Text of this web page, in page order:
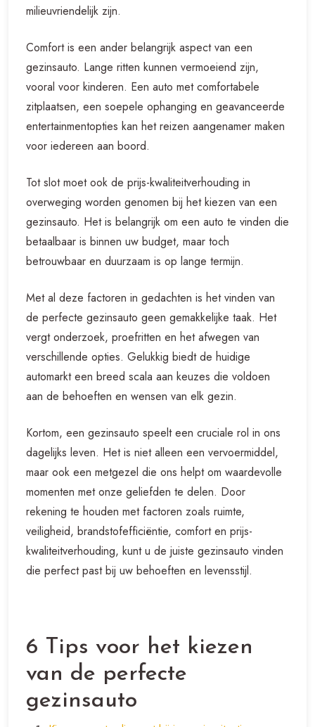
milieuvriendelijk zijn.
Comfort is een ander belangrijk aspect van een
gezinsauto. Lange ritten kunnen vermoeiend zijn,
vooral voor kinderen. Een auto met comfortabele
zitplaatsen, een soepele ophanging en geavanceerde
entertainmentopties kan het reizen aangenamer maken
voor iedereen aan boord.
Tot slot moet ook de prijs-kwaliteitverhouding in
overweging worden genomen bij het kiezen van een
gezinsauto. Het is belangrijk om een auto te vinden die
betaalbaar is binnen uw budget, maar toch
betrouwbaar en duurzaam is op lange termijn.
Met al deze factoren in gedachten is het vinden van
de perfecte gezinsauto geen gemakkelijke taak. Het
vergt onderzoek, proefritten en het afwegen van
verschillende opties. Gelukkig biedt de huidige
automarkt een breed scala aan keuzes die voldoen
aan de behoeften en wensen van elk gezin.
Kortom, een gezinsauto speelt een cruciale rol in ons
dagelijks leven. Het is niet alleen een vervoermiddel,
maar ook een metgezel die ons helpt om waardevolle
momenten met onze geliefden te delen. Door
rekening te houden met factoren zoals ruimte,
veiligheid, brandstofefficiëntie, comfort en prijs-
kwaliteitverhouding, kunt u de juiste gezinsauto vinden
die perfect past bij uw behoeften en levensstijl.
6 Tips voor het kiezen
van de perfecte
gezinsauto